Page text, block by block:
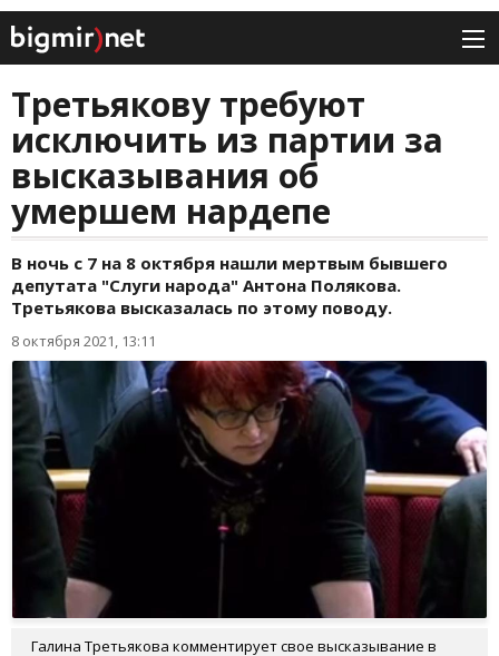
Третьякову требуют
исключить из партии за
высказывания об
умершем нардепе
В ночь с 7 на 8 октября нашли мертвым бывшего
депутата "Слуги народа" Антона Полякова.
Третьякова высказалась по этому поводу.
8 октября 2021, 13:11
Галина Третьякова комментирует свое высказывание в